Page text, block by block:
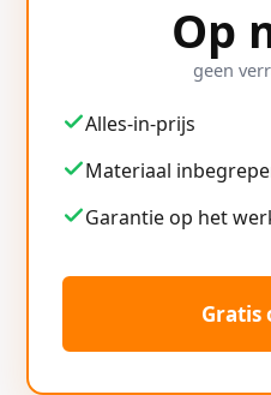
Op
geen
Alles-in-prijs
Materiaal
Garantie op het
Gratis